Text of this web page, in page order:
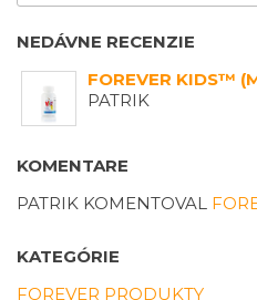
NEDÁVNE RECENZIE
FOREVER KIDS™
PATRIK
KOMENTARE
PATRIK KOMENTOVAL
KATEGÓRIE
FOREVER PRODUKTY